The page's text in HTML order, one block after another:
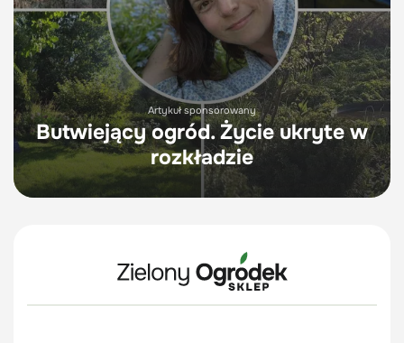
Artykuł sponsorowany
Butwiejący ogród. Życie ukryte w
rozkładzie